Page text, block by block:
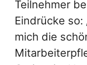
Teilnehmer
Eindrücke so:
mich die